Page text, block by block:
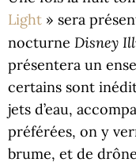
Light » sera
nocturne Disney
présentera un
certains sont
jets d’eau,
préférées, on y
brume, et de